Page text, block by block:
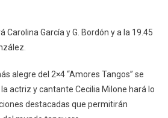
Carolina García y G. Bordón y a la 19.45
alegre del 2×4 “Amores Tangos” se
actriz y cantante Cecilia Milone hará lo
destacadas que permitirán